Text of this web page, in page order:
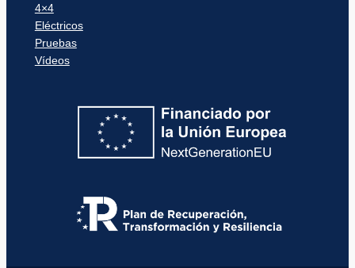
4×4
Eléctricos
Pruebas
Vídeos